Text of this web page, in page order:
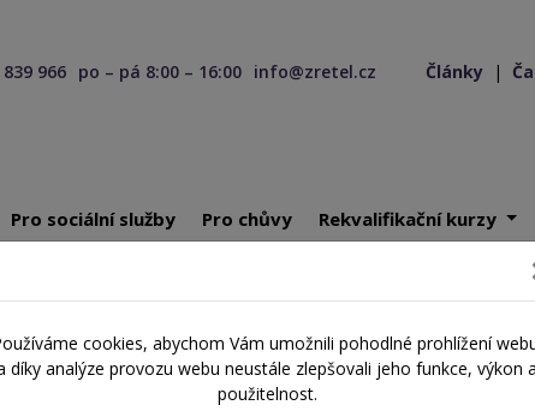
966 po – pá 8:00 – 16:00 info@zretel.cz Články |
Pro sociální služby Pro chůvy Rekvalifikační kurzy
23. 06. 2026
Školení začínající 23. 06. 2026
cookies, abychom Vám umožnili pohodlné prohlížení
díky analýze provozu webu neustále zlepšovali jeho funkce, výkon a
použitelnost.